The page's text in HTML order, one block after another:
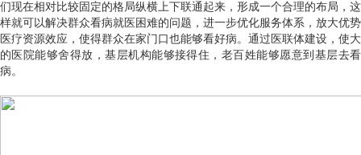
们现在相对比较固定的格局纵横上下联通起来，形成一个合理的布局，这
样就可以解决群众看病就医困难的问题，进一步优化服务体系，放大优势
医疗资源效应，使得群众在家门口也能够看好病。通过医联体建设，使大
的医院能够舍得放，基层机构能够接得住，老百姓能够愿意到基层去看
病。